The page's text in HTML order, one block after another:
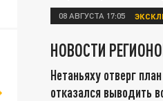
08 АВГУСТА 17:05
НОВОСТИ
Нетаньяху отверг
отказался выводить